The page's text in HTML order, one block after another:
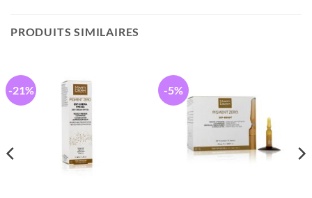
PRODUITS SIMILAIRES
-21% -5%